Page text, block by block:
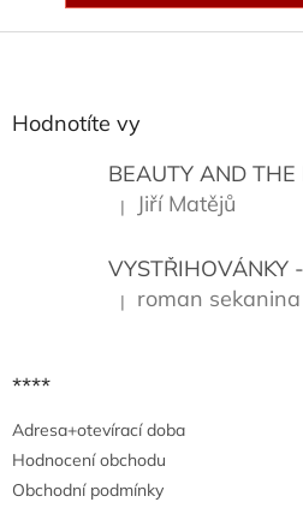
Hodnotíte vy
BEAUTY AND THE
Hodnocení produktu je 5
| Jiří Matějů
Hodnocení produktu je 5
| roman sekanina
****
Adresa+otevírací doba
Hodnocení obchodu
Obchodní podmínky